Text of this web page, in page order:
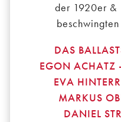
der 1920er &
DAS
EGON ACHATZ
EVA
MARKUS
DANIEL